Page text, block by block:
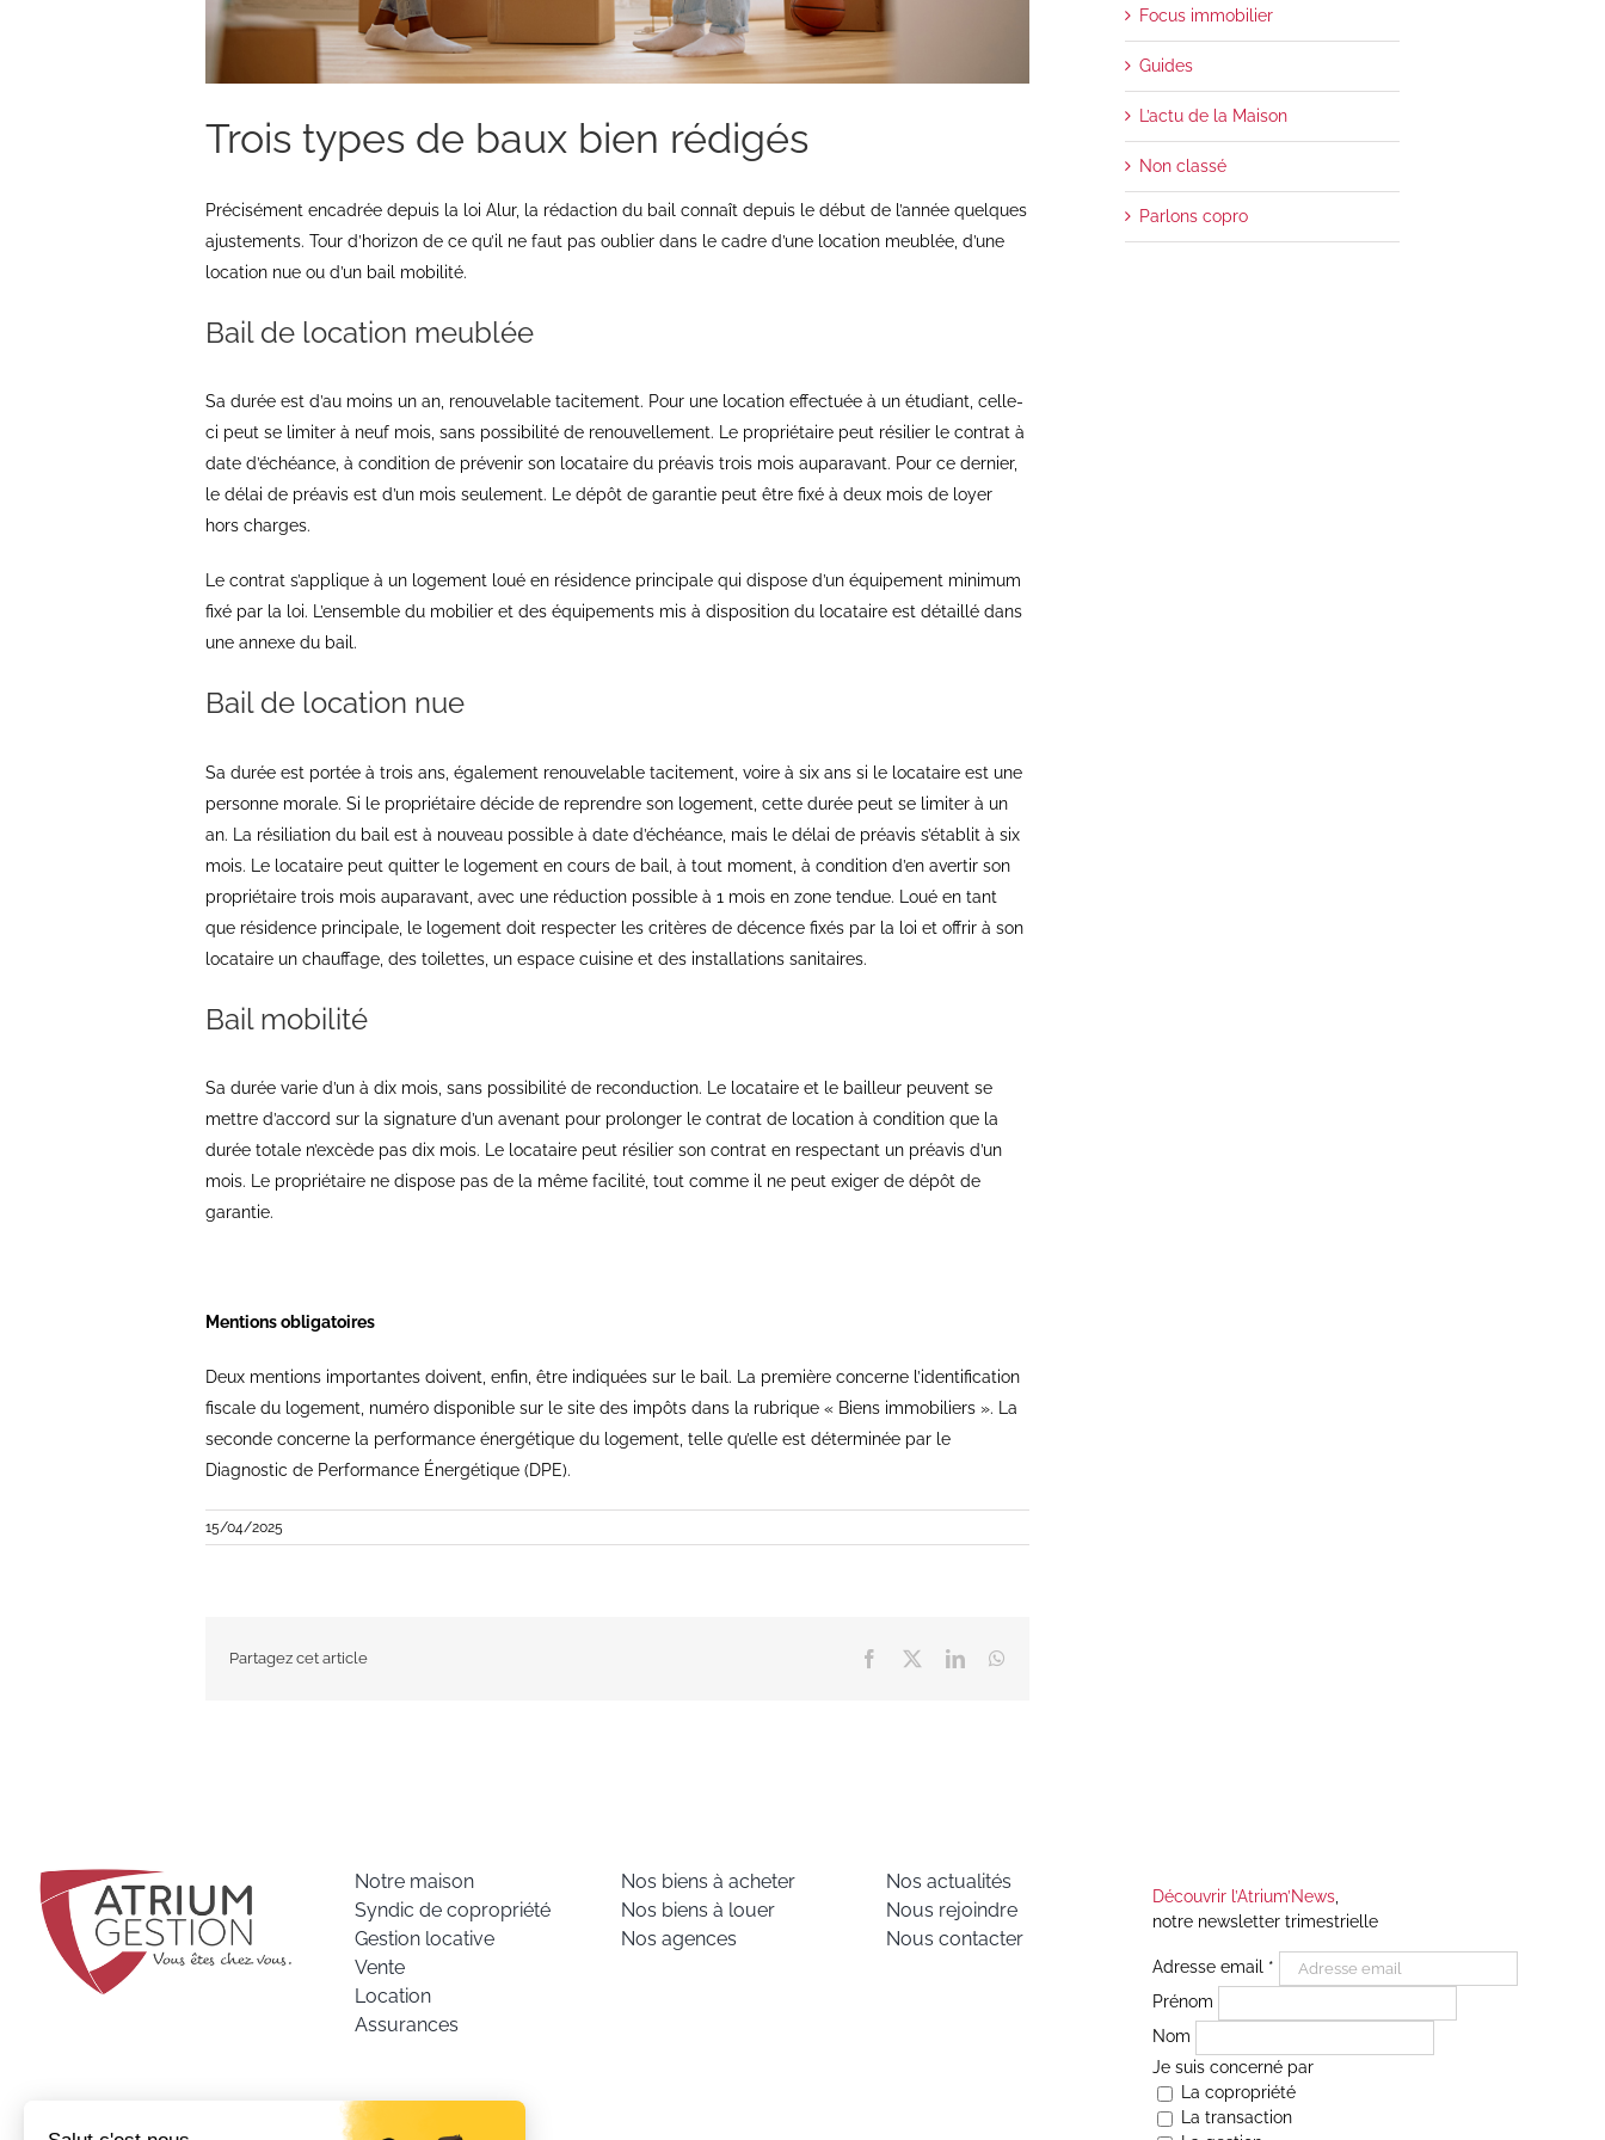
Trois types de baux bien rédigés
Précisément encadrée depuis la loi Alur, la rédaction du bail connaît depuis le début de l’année quelques
ajustements. Tour d’horizon de ce qu’il ne faut pas oublier dans le cadre d’une location meublée, d’une
location nue ou d’un bail mobilité.
Bail de location meublée
Sa durée est d’au moins un an, renouvelable tacitement. Pour une location effectuée à un étudiant, celle-
ci peut se limiter à neuf mois, sans possibilité de renouvellement. Le propriétaire peut résilier le contrat à
date d’échéance, à condition de prévenir son locataire du préavis trois mois auparavant. Pour ce dernier,
le délai de préavis est d’un mois seulement. Le dépôt de garantie peut être fixé à deux mois de loyer
hors charges.
Le contrat s’applique à un logement loué en résidence principale qui dispose d’un équipement minimum
fixé par la loi. L’ensemble du mobilier et des équipements mis à disposition du locataire est détaillé dans
une annexe du bail.
Bail de location nue
Sa durée est portée à trois ans, également renouvelable tacitement, voire à six ans si le locataire est une
personne morale. Si le propriétaire décide de reprendre son logement, cette durée peut se limiter à un
an. La résiliation du bail est à nouveau possible à date d’échéance, mais le délai de préavis s’établit à six
mois. Le locataire peut quitter le logement en cours de bail, à tout moment, à condition d’en avertir son
propriétaire trois mois auparavant, avec une réduction possible à 1 mois en zone tendue. Loué en tant
que résidence principale, le logement doit respecter les critères de décence fixés par la loi et offrir à son
locataire un chauffage, des toilettes, un espace cuisine et des installations sanitaires.
Bail mobilité
Sa durée varie d’un à dix mois, sans possibilité de reconduction. Le locataire et le bailleur peuvent se
mettre d’accord sur la signature d’un avenant pour prolonger le contrat de location à condition que la
durée totale n’excède pas dix mois. Le locataire peut résilier son contrat en respectant un préavis d’un
mois. Le propriétaire ne dispose pas de la même facilité, tout comme il ne peut exiger de dépôt de
garantie.
Mentions obligatoires
Deux mentions importantes doivent, enfin, être indiquées sur le bail. La première concerne l’identification
fiscale du logement, numéro disponible sur le site des impôts dans la rubrique « Biens immobiliers ». La
seconde concerne la performance énergétique du logement, telle qu’elle est déterminée par le
Diagnostic de Performance Énergétique (DPE).
15/04/2025
Partagez cet article Facebook LinkedIn
Focus immobilier
Guides
L’actu de la Maison
Non classé
Parlons copro
Notre maison
Syndic de copropriété
Gestion locative
Vente
Location
Assurances
Nos biens à acheter
Nos biens à louer
Nos agences
Nos actualités
Nous rejoindre
Nous contacter
Découvrir l’Atrium’News,
notre newsletter trimestrielle
Adresse email *
Prénom
Nom
Je suis concerné par
La copropriété
La transaction